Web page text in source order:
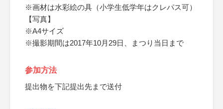
※画材は水彩絵の具（小学生低学年はクレパス可）
【写真】
※A4サイズ
※撮影期間は2017年10月29日、まつり当日まで
参加方法
提出物を下記提出先まで送付